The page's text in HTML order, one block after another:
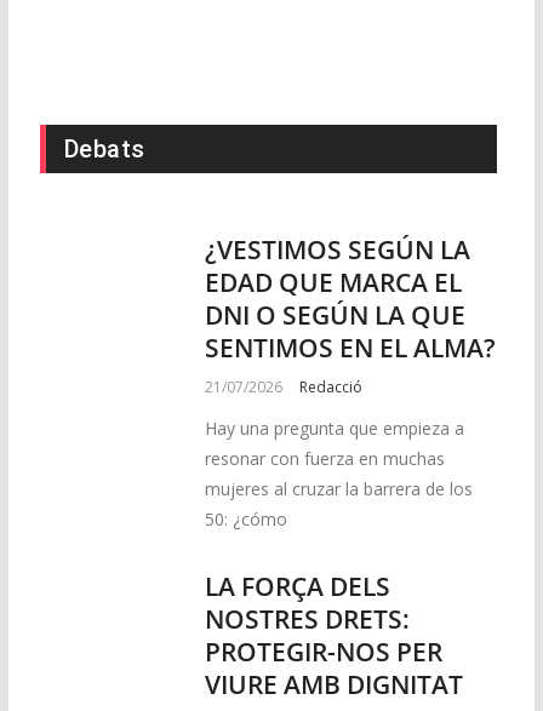
Debats
¿VESTIMOS SEGÚN LA
EDAD QUE MARCA EL
DNI O SEGÚN LA QUE
SENTIMOS EN EL ALMA?
21/07/2026 Redacció
Hay una pregunta que empieza a
resonar con fuerza en muchas
mujeres al cruzar la barrera de los
50: ¿cómo
LA FORÇA DELS
NOSTRES DRETS:
PROTEGIR-NOS PER
VIURE AMB DIGNITAT